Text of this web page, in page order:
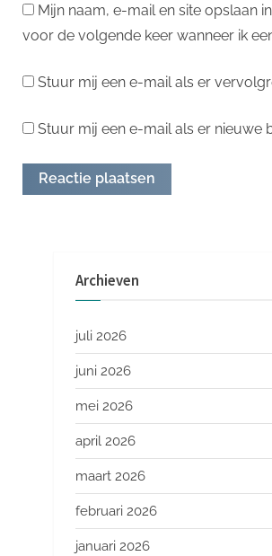
Mijn naam, e-mail en site opslaan
voor de volgende keer wanneer ik
Stuur mij een e-mail als er
Stuur mij een e-mail als er nieuwe
Archieven
juli 2026
juni 2026
mei 2026
april 2026
maart 2026
februari 2026
januari 2026